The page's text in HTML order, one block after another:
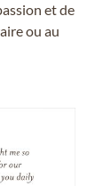
et de
ou au